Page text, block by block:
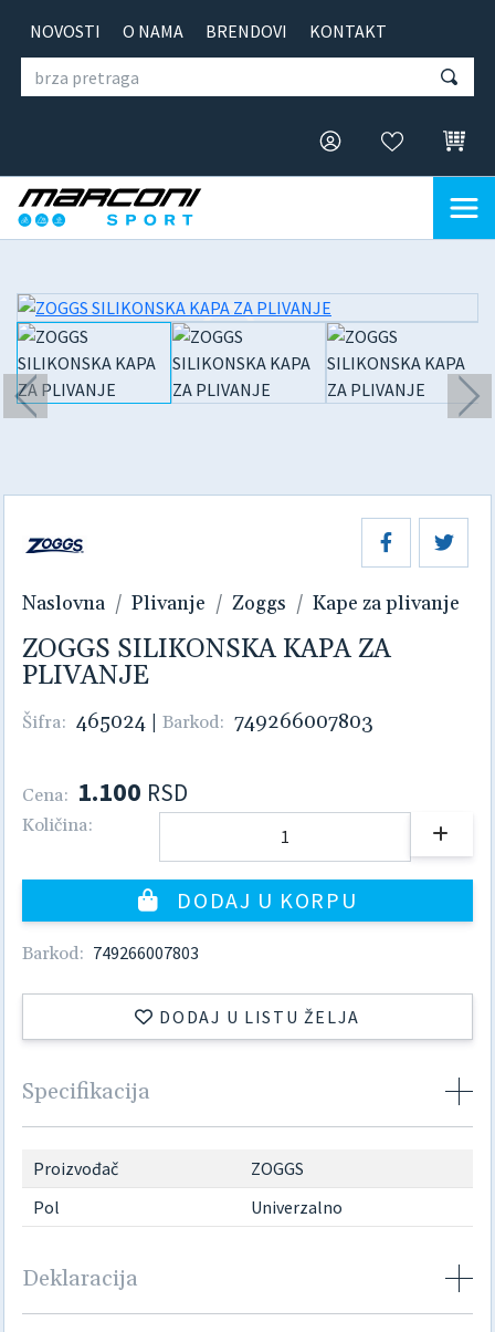
NOVOSTI O NAMA BRENDOVI KONTAKT
Naslovna Plivanje Zoggs Kape za plivanje
ZOGGS SILIKONSKA KAPA ZA
PLIVANJE
Šifra: 465024 | Barkod: 749266007803
Cena: 1.100 RSD
Količina:
DODAJ U KORPU
Barkod: 749266007803
DODAJ U LISTU ŽELJA
Specifikacija
Proizvođač
ZOGGS
Pol
Univerzalno
Deklaracija